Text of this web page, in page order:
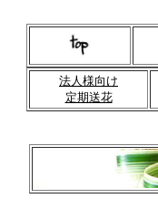
法人様向け
定期送花